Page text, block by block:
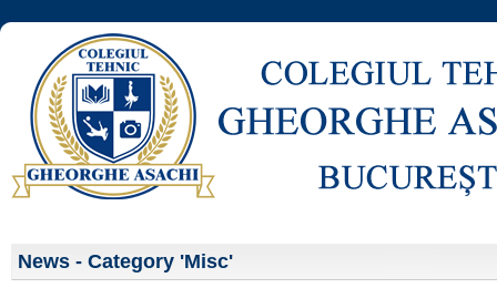
News - Category 'Misc'